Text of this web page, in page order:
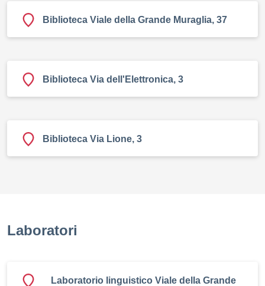
Biblioteca Viale della Grande Muraglia, 37
Biblioteca Via dell'Elettronica, 3
Biblioteca Via Lione, 3
Laboratori
Laboratorio linguistico Viale della Grande